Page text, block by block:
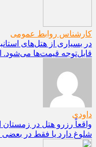
کارشناس روابط عمومی
در بسیاری از هتل‌های
قابل‌توجه قیمت‌ها می‌شود.
داودی
واقعاً رزرو هتل در
شلوغ دارد یا فقط در